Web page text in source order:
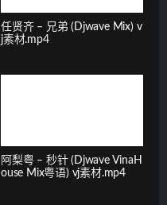
任贤齐 – 兄弟 (Djwave Mix) v
j素材.mp4
阿梨粤 – 秒针 (Djwave VinaH
ouse Mix粤语) vj素材.mp4